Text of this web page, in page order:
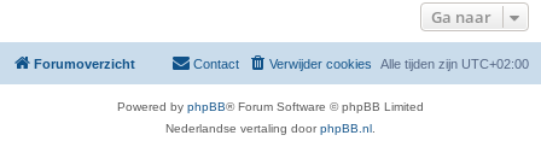
Ga naar
Forumoverzicht Alle tijden zijn UTC+02:00
Verwijder cookies
Contact
Powered by phpBB® Forum Software © phpBB Limited
Nederlandse vertaling doorphpBB.nl